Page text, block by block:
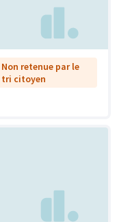
Non retenue par le
tri citoyen